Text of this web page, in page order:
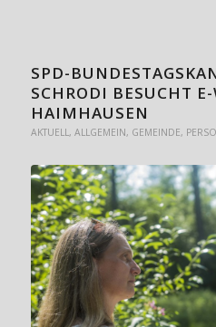
SPD-
SCHRODI BESUCHT
HAIMHAUSEN
AKTUELL, ALLGEMEIN, GEMEINDE,